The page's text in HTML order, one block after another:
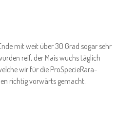
mit weit über 30 Grad sogar sehr
reif, der Mais wuchs täglich
wir für die ProSpecieRara-
richtig vorwärts gemacht.